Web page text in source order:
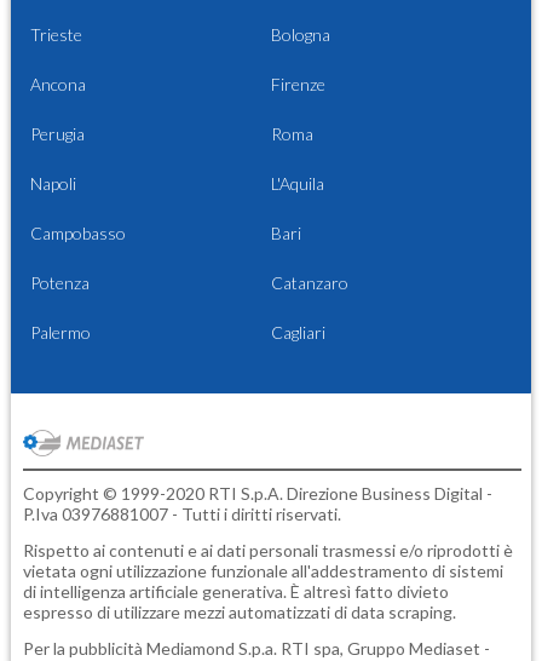
Trieste Bologna
Ancona Firenze
Perugia Roma
Napoli L'Aquila
Campobasso Bari
Potenza Catanzaro
Palermo Cagliari
Copyright © 1999-2020 RTI S.p.A. Direzione Business Digital -
P.Iva 03976881007 - Tutti i diritti riservati.
Rispetto ai contenuti e ai dati personali trasmessi e/o riprodotti è
vietata ogni utilizzazione funzionale all'addestramento di sistemi
di intelligenza artificiale generativa. È altresì fatto divieto
espresso di utilizzare mezzi automatizzati di data scraping.
Per la pubblicità Mediamond S.p.a. RTI spa, Gruppo Mediaset -